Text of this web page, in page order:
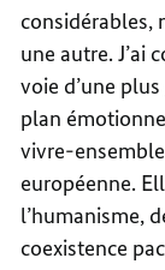
considérables,
une autre. J’ai
voie d’une
plan
vivre-
européenne.
l’humanisme,
coexistence